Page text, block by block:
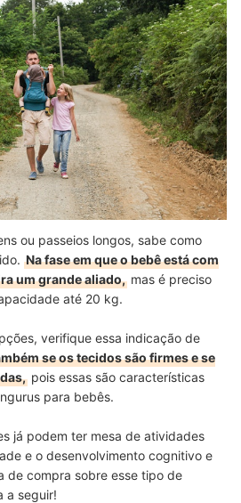
ou passeios longos, sabe como
Na fase em que o bebê está com
um grande aliado, mas é preciso
até 20 kg.
verifique essa indicação de
se os tecidos são firmes e se
pois essas são características
para bebês.
já podem ter mesa de atividades
e o desenvolvimento cognitivo e
de compra sobre esse tipo de
a seguir!